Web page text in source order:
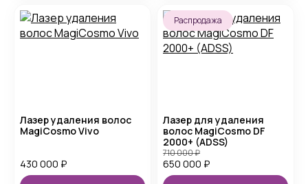
Лазер удаления волос
MagiCosmo Vivo
430 000 ₽
Распродажа
Лазер для удаления
волос MagiCosmo DF
2000+ (ADSS)
650 000 ₽
710 000₽